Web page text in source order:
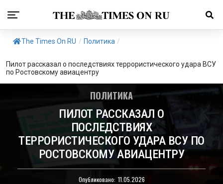
The Times On RU / Политика /
Пилот рассказал о последствиях террористического удара ВСУ
по Ростовскому авиацентру
ПОЛИТИКА
ПИЛОТ РАССКАЗАЛ О
ПОСЛЕДСТВИЯХ
ТЕРРОРИСТИЧЕСКОГО УДАРА ВСУ ПО
РОСТОВСКОМУ АВИАЦЕНТРУ
Опубликовано: 11.05.2026